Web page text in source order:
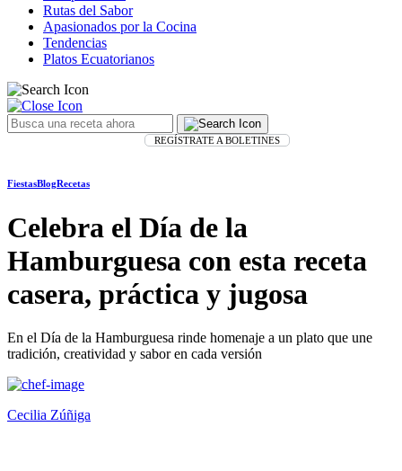
Rutas del Sabor
Apasionados por la Cocina
Tendencias
Platos Ecuatorianos
REGÍSTRATE A BOLETINES
FiestasBlogRecetas
Celebra el Día de la
Hamburguesa con esta receta
casera, práctica y jugosa
En el Día de la Hamburguesa rinde homenaje a un plato que une
tradición, creatividad y sabor en cada versión
Cecilia Zúñiga